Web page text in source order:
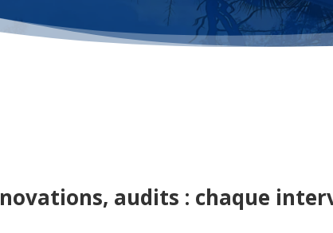
audits : chaque